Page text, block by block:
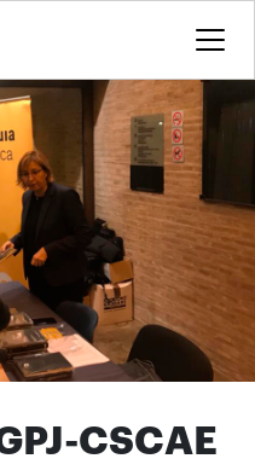
CSCAE